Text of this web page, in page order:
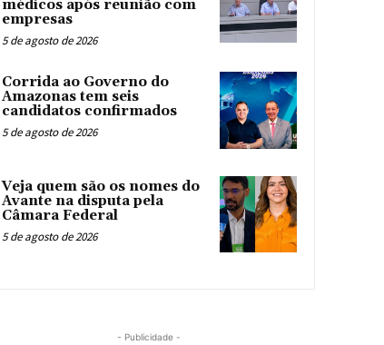
médicos após reunião com
empresas
5 de agosto de 2026
Corrida ao Governo do
Amazonas tem seis
candidatos confirmados
5 de agosto de 2026
Veja quem são os nomes do
Avante na disputa pela
Câmara Federal
5 de agosto de 2026
- Publicidade -